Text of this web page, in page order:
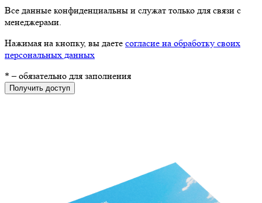
Все данные конфиденциальны и служат только для связи с
менеджерами.
Нажимая на кнопку, вы даете согласие на обработку своих
персональных данных
* – обязательно для заполнения
Получить доступ